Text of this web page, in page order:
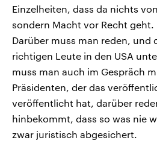
Einzelheiten, dass da nichts
sondern Macht vor Recht
Darüber muss man reden, und
richtigen Leute in den USA
muss man auch im Gespräch
Präsidenten, der das
veröffentlicht hat, darüber
hinbekommt, dass so was nie
zwar juristisch abgesichert.